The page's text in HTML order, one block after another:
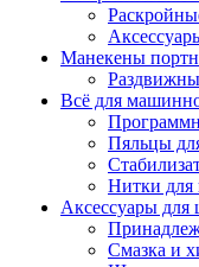
Манекены
Всё для
Пяльцы
Нитки
Аксессуары для
Смазка и